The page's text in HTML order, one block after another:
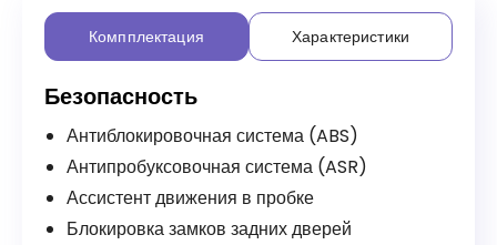
Компплектация Характеристики
Безопасность
Антиблокировочная система (ABS)
Антипробуксовочная система (ASR)
Ассистент движения в пробке
Блокировка замков задних дверей